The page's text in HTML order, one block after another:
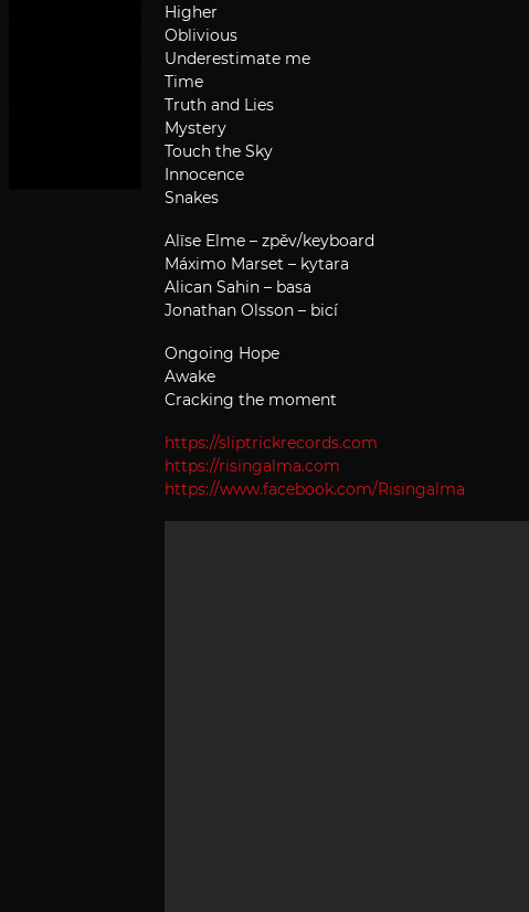
Higher
Oblivious
Underestimate me
Time
Truth and Lies
Mystery
Touch the Sky
Innocence
Snakes
Alīse Elme – zpěv/keyboard
Máximo Marset – kytara
Alican Sahin – basa
Jonathan Olsson – bicí
Ongoing Hope
Awake
Cracking the moment
https://sliptrickrecords.com
https://risingalma.com
https://www.facebook.com/Risingalma